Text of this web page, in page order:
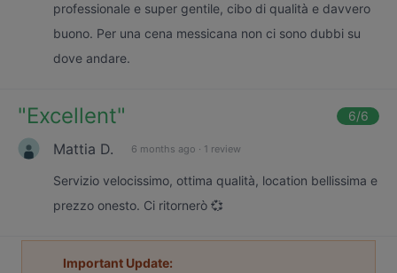
professionale e super gentile, cibo di qualità e davvero
buono. Per una cena messicana non ci sono dubbi su
dove andare.
"Excellent" 6/6
Mattia D. 6 months ago · 1 review
Servizio velocissimo, ottima qualità, location bellissima e
prezzo onesto. Ci ritornerò 💞
Important Update: